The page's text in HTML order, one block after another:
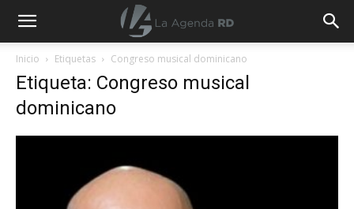
Agenda
Inicio Etiquetas Congreso musical dominicano
Etiqueta: Congreso musical
dominicano